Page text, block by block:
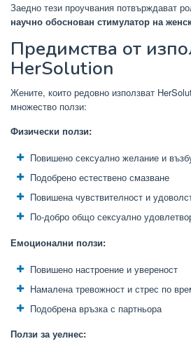
Заедно тези проучвания потвърждават
научно обоснован стимулатор на
Предимства от
HerSolution
Жените, които редовно използват
множество ползи:
Физически ползи:
Повишено сексуално желание и
Подобрено естествено смазване
Повишена чувствителност и
По-добро общо сексуално
Емоционални ползи:
Повишено настроение и увереност
Намалена тревожност и стрес по
Подобрена връзка с партньора
Ползи за уелнес: